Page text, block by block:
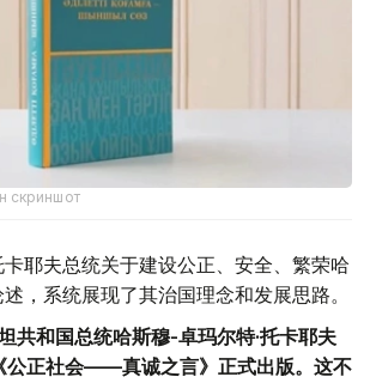
скриншот
耶夫总统关于建设公正、安全、繁荣哈
，系统展现了其治国理念和发展思路。
共和国总统哈斯穆-卓玛尔特·托卡耶夫
公正社会——真诚之言》正式出版。这不